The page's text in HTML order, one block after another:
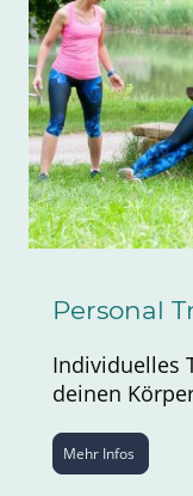
Personal
Individuelles
deinen
Mehr Infos